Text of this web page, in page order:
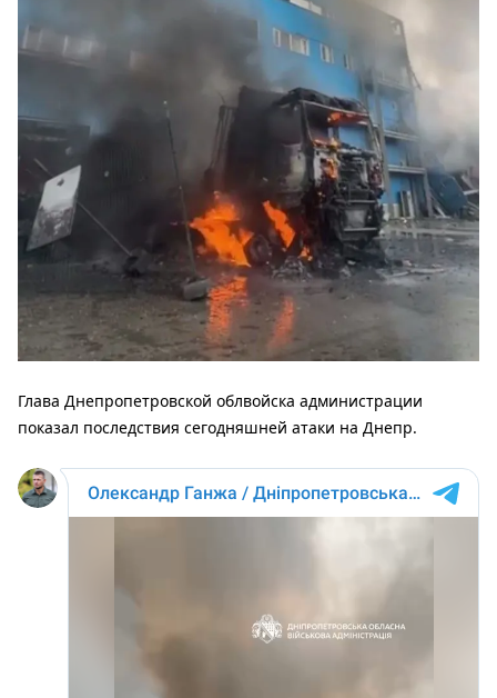
Глава Днепропетровской облвойска администрации
показал последствия сегодняшней атаки на Днепр.